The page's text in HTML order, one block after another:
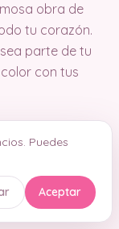
obra de
tu corazón.
sea parte de tu
con tus
clave o
dale play al
justo aquí
tu diseño
Puedes
Aceptar